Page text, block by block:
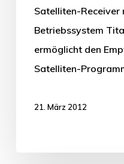
Satelliten-Receiver
Betriebssystem
ermöglicht den
Satelliten-
21. März 2012